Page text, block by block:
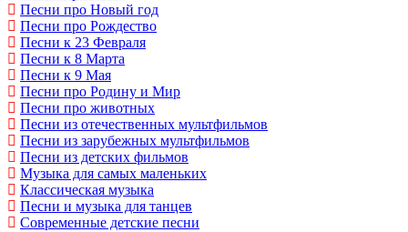
Песни про Новый год
Песни про Рождество
Песни к 23 Февраля
Песни к 8 Марта
Песни к 9 Мая
Песни про Родину и Мир
Песни про животных
Песни из отечественных мультфильмов
Песни из зарубежных мультфильмов
Песни из детских фильмов
Музыка для самых маленьких
Классическая музыка
Песни и музыка для танцев
Современные детские песни